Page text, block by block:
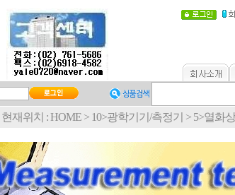
현재위치 :HOME > 10>광학기기/측정기 > 5>열화